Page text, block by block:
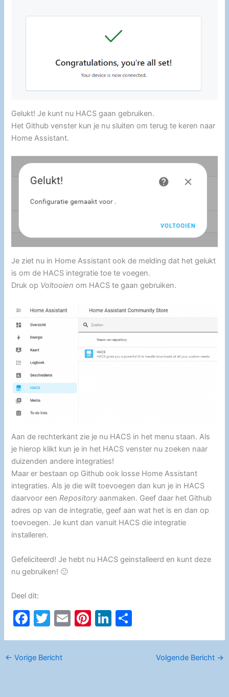
Gelukt! Je kunt nu HACS gaan gebruiken.
Het Github venster kun je nu sluiten om terug te keren naar
Home Assistant.
Je ziet nu in Home Assistant ook de melding dat het gelukt
is om de HACS integratie toe te voegen.
Druk op Voltooien om HACS te gaan gebruiken.
Aan de rechterkant zie je nu HACS in het menu staan. Als
je hierop klikt kun je in het HACS venster nu zoeken naar
duizenden andere integraties!
Maar er bestaan op Github ook losse Home Assistant
integraties. Als je die wilt toevoegen dan kun je in HACS
daarvoor eenRepository aanmaken. Geef daar het Github
adres op van de integratie, geef aan wat het is en dan op
toevoegen. Je kunt dan vanuit HACS die integratie
installeren.
Gefeliciteerd! Je hebt nu HACS geinstalleerd en kunt deze
nu gebruiken! 🙂
Deel dit:
F
c
e
T
itt
er
E
Pi Li
← Vorige Bericht Volgende Bericht →